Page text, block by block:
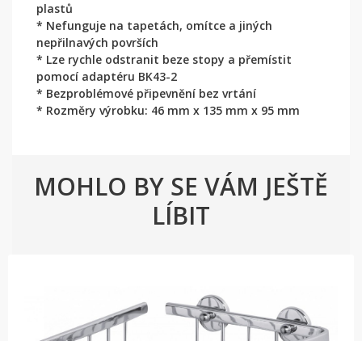
plastů
* Nefunguje na tapetách, omítce a jiných
nepřilnavých površích
* Lze rychle odstranit beze stopy a přemístit
pomocí adaptéru BK43-2
* Bezproblémové připevnění bez vrtání
* Rozměry výrobku: 46 mm x 135 mm x 95 mm
MOHLO BY SE VÁM JEŠTĚ
LÍBIT